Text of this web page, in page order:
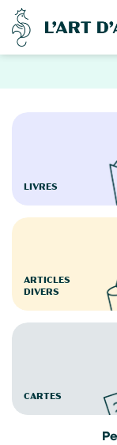
LIVRES
ARTICLES
DIVERS
CARTES